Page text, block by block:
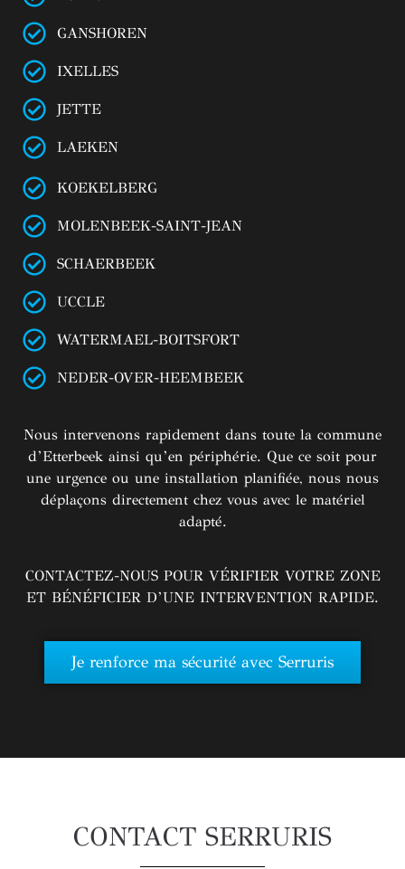
GANSHOREN
IXELLES
JETTE
LAEKEN
KOEKELBERG
MOLENBEEK-SAINT-JEAN
SCHAERBEEK
UCCLE
WATERMAEL-BOITSFORT
NEDER-OVER-HEEMBEEK
Nous intervenons rapidement dans toute la commune
d’Etterbeek ainsi qu’en périphérie. Que ce soit pour
une urgence ou une installation planifiée, nous nous
déplaçons directement chez vous avec le matériel
adapté.
CONTACTEZ-NOUS POUR VÉRIFIER VOTRE ZONE
ET BÉNÉFICIER D’UNE INTERVENTION RAPIDE.
Je renforce ma sécurité avec Serruris
CONTACT SERRURIS